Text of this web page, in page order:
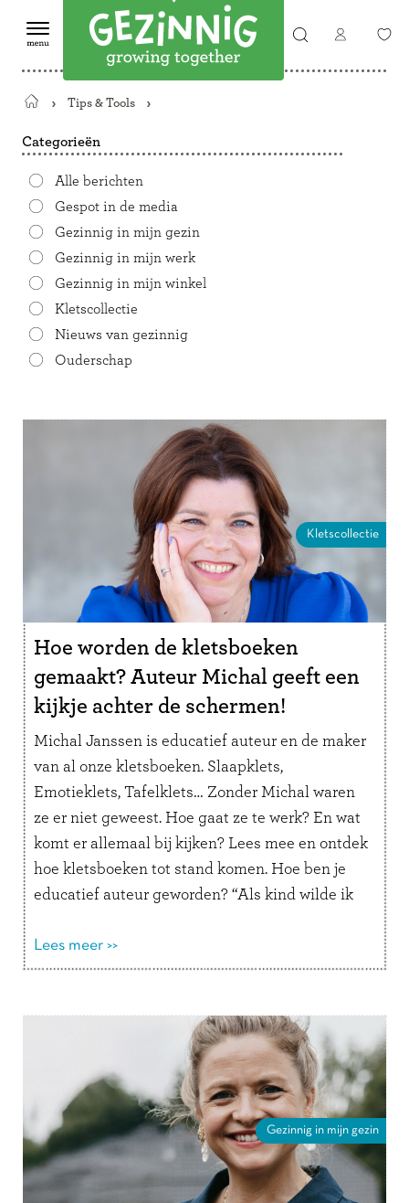
Terug
de
Tips & Tools
Categorieën
Alle berichten
Gespot in de media
Gezinnig in mijn gezin
Gezinnig in mijn werk
Gezinnig in mijn winkel
Kletscollectie
Nieuws van gezinnig
Ouderschap
Kletscollectie
Hoe worden de kletsboeken
gemaakt? Auteur Michal geeft een
kijkje achter de schermen!
Michal Janssen is educatief auteur en de maker
van al onze kletsboeken. Slaapklets,
Emotieklets, Tafelklets… Zonder Michal waren
ze er niet geweest. Hoe gaat ze te werk? En wat
komt er allemaal bij kijken? Lees mee en ontdek
hoe kletsboeken tot stand komen. Hoe ben je
educatief auteur geworden? “Als kind wilde ik
Lees meer >>
Gezinnig in mijn gezin